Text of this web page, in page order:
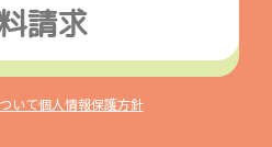
請求
いて個人情報保護方針